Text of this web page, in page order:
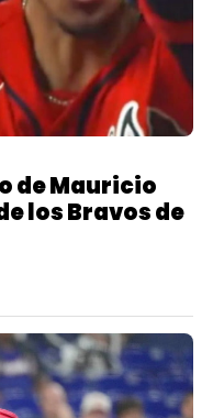
de Mauricio
los Bravos de